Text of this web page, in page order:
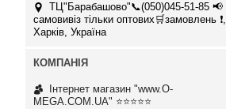
ТЦ"Барабашово"📞(050)045-51-85 📢
самовивіз тільки оптових🛒замовлень ❗,
Харків, Україна
Інтернет магазин "www.O-
MEGA.COM.UA" ⭐⭐⭐⭐⭐